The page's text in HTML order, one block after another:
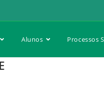
Alunos Processos